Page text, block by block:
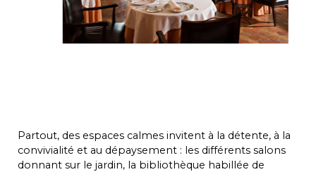
Partout, des espaces calmes invitent à la détente, à la
convivialité et au dépaysement : les différents salons
donnant sur le jardin, la bibliothèque habillée de